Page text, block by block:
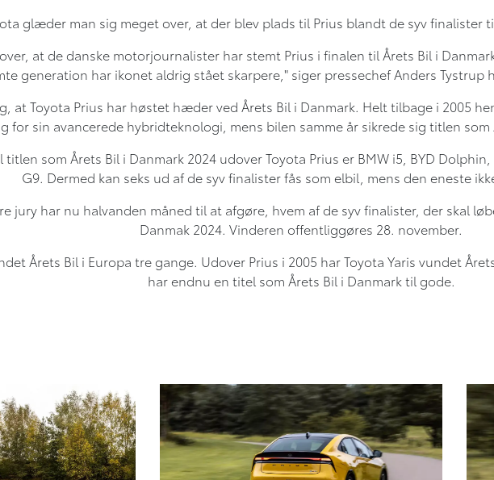
glæder man sig meget over, at der blev plads til Prius blandt de syv finalister
at de danske motorjournalister har stemt Prius i finalen til Årets Bil i
generation har ikonet aldrig stået skarpere," siger pressechef Anders Tystrup
at Toyota Prius har høstet hæder ved Årets Bil i Danmark. Helt tilbage i 2005
for sin avancerede hybridteknologi, mens bilen samme år sikrede sig titlen som
som Årets Bil i Danmark 2024 udover Toyota Prius er BMW i5, BYD
G9. Dermed kan seks ud af de syv finalister fås som elbil, mens den eneste
jury har nu halvanden måned til at afgøre, hvem af de syv finalister, der skal
Danmak 2024. Vinderen offentliggøres 28. november.
Årets Bil i Europa tre gange. Udover Prius i 2005 har Toyota Yaris vundet
har endnu en titel som Årets Bil i Danmark til gode.